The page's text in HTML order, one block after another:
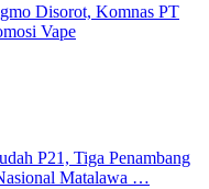
Disorot, Komnas PT
Vape
P21, Tiga Penambang
Matalawa …